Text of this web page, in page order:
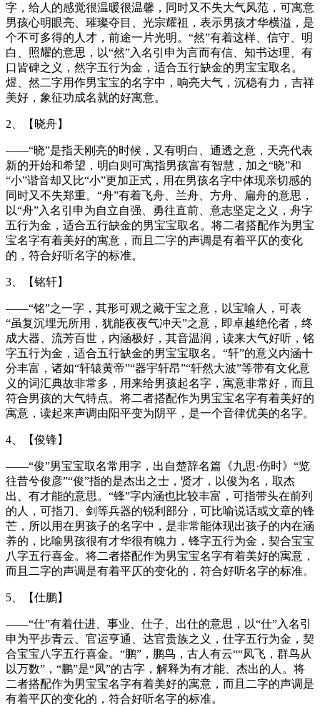
字，给人的感觉很温暖很温馨，同时又不失大气风范，可寓意
男孩心明眼亮、璀璨夺目、光宗耀祖，表示男孩才华横溢，是
个不可多得的人才，前途一片光明。“然”有着这样、信守、明
白、照耀的意思，以“然”入名引申为言而有信、知书达理、有
口皆碑之义，然字五行为金，适合五行缺金的男宝宝取名。
煜、然二字用作男宝宝的名字中，响亮大气，沉稳有力，吉祥
美好，象征功成名就的好寓意。
2、【晓舟】
——“晓”是指天刚亮的时候，又有明白、通透之意，天亮代表
新的开始和希望，明白则可寓指男孩富有智慧，加之“晓”和
“小”谐音却又比“小”更加正式，用在男孩名字中体现亲切感的
同时又不失郑重。“舟”有着飞舟、兰舟、方舟、扁舟的意思，
以“舟”入名引申为自立自强、勇往直前、意志坚定之义，舟字
五行为金，适合五行缺金的男宝宝取名。将二者搭配作为男宝
宝名字有着美好的寓意，而且二字的声调是有着平仄的变化
的，符合好听名字的标准。
3、【铭轩】
——“铭”之一字，其形可观之藏于宝之意，以宝喻人，可表
“虽复沉埋无所用，犹能夜夜气冲天”之意，即卓越绝伦者，终
成大器、流芳百世，内涵极好，其音温润，读来大气好听，铭
字五行为金，适合五行缺金的男宝宝取名。“轩”的意义内涵十
分丰富，诸如“轩辕黄帝”“器宇轩昂”“轩然大波”等带有文化意
义的词汇典故非常多，用来给男孩起名字，寓意非常好，而且
符合男孩的大气特点。将二者搭配作为男宝宝名字有着美好的
寓意，读起来声调由阳平变为阴平，是一个音律优美的名字。
4、【俊锋】
——“俊”男宝宝取名常用字，出自楚辞名篇《九思·伤时》“览
往昔兮俊彦”“俊”指的是杰出之士，贤才，以俊为名，取杰
出、有才能的意思。“锋”字内涵也比较丰富，可指带头在前列
的人，可指刀、剑等兵器的锐利部分，可比喻说话或文章的锋
芒，所以用在男孩子的名字中，是非常能体现出孩子的内在涵
养的，比喻男孩很有才华很有魄力，锋字五行为金，契合宝宝
八字五行喜金。将二者搭配作为男宝宝名字有着美好的寓意，
而且二字的声调是有着平仄的变化的，符合好听名字的标准。
5、【仕鹏】
——“仕”有着仕进、事业、仕子、出仕的意思，以“仕”入名引
申为平步青云、官运亨通、达官贵族之义，仕字五行为金，契
合宝宝八字五行喜金。“鹏”，鹏鸟，古人有云““凤飞，群鸟从
以万数”，“鹏”是“凤”的古字，解释为有才能、杰出的人。将
二者搭配作为男宝宝名字有着美好的寓意，而且二字的声调是
有着平仄的变化的，符合好听名字的标准。